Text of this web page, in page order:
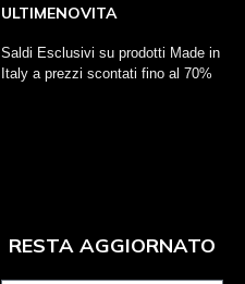
ULTIMENOVITA
Saldi Esclusivi su prodotti Made in
Italy a prezzi scontati fino al 70%
RESTA AGGIORNATO